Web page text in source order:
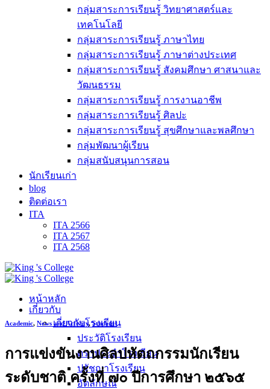
กลุ่มสาระการเรียนรู้ วิทยาศาสตร์และ
เทคโนโลยี
กลุ่มสาระการเรียนรู้ ภาษาไทย
กลุ่มสาระการเรียนรู้ ภาษาต่างประเทศ
กลุ่มสาระการเรียนรู้ สังคมศึกษา ศาสนาและ
วัฒนธรรม
กลุ่มสาระการเรียนรู้ การงานอาชีพ
กลุ่มสาระการเรียนรู้ ศิลปะ
กลุ่มสาระการเรียนรู้ สุขศึกษาและพลศึกษา
กลุ่มพัฒนาผู้เรียน
กลุ่มสนับสนุนการสอน
นักเรียนเก่า
blog
ติดต่อเรา
ITA
ITA 2566
ITA 2567
ITA 2568
หน้าหลัก
เกี่ยวกับ
เกี่ยวกับโรงเรียน
ประวัติโรงเรียน
ตราประจำโรงเรียน
ปรัชญาโรงเรียน
อัตลักษณ์
Academic, News and Activity,Students
การแข่งขันงานศิลปหัตถกรรมนักเรียน
ระดับชาติ ครั้งที่ ๗๐ ปีการศึกษา ๒๕๖๕